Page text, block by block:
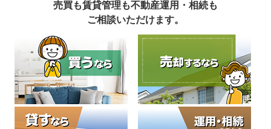
売買も賃貸管理も不動産運用・相続も
ご相談いただけます。